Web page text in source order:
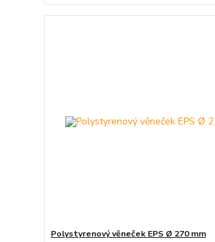
Polystyrenový věneček EPS Ø 270 mm